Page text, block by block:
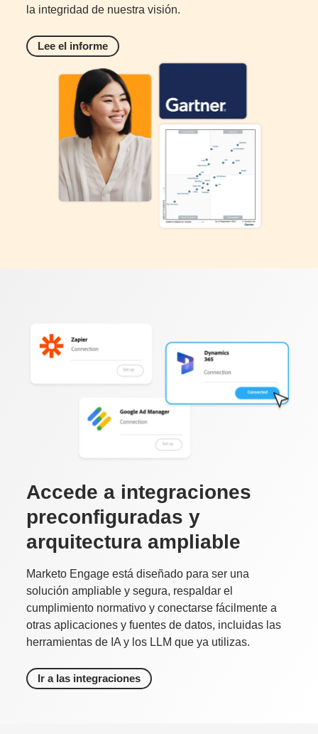
la integridad de nuestra visión.
Lee el informe
Accede a integraciones
preconfiguradas y
arquitectura ampliable
Marketo Engage está diseñado para ser una
solución ampliable y segura, respaldar el
cumplimiento normativo y conectarse fácilmente a
otras aplicaciones y fuentes de datos, incluidas las
herramientas de IA y los LLM que ya utilizas.
Ir a las integraciones